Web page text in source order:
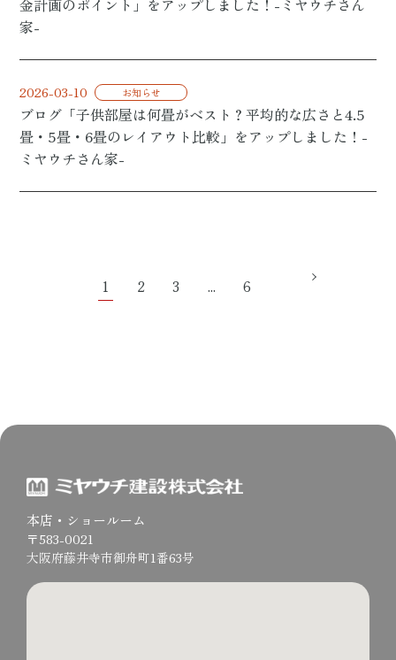
金計画のポイント」をアップしました！-ミヤウチさん
家-
2026-03-10 お知らせ
ブログ「子供部屋は何畳がベスト？平均的な広さと4.5
畳・5畳・6畳のレイアウト比較」をアップしました！-
ミヤウチさん家-
1 2 3 ... 6
本店・ショールーム
〒583-0021
大阪府藤井寺市御舟町1番63号